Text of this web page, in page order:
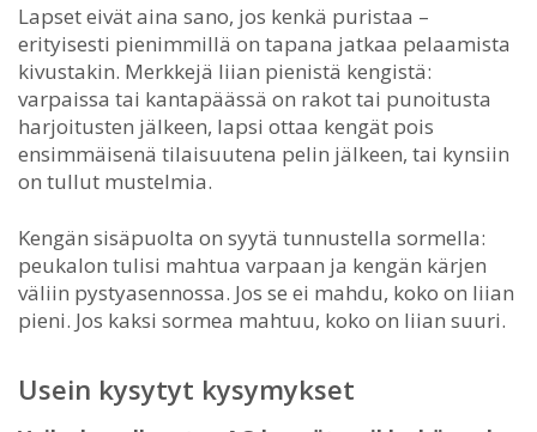
Lapset eivät aina sano, jos kenkä puristaa –
erityisesti pienimmillä on tapana jatkaa pelaamista
kivustakin. Merkkejä liian pienistä kengistä:
varpaissa tai kantapäässä on rakot tai punoitusta
harjoitusten jälkeen, lapsi ottaa kengät pois
ensimmäisenä tilaisuutena pelin jälkeen, tai kynsiin
on tullut mustelmia.
Kengän sisäpuolta on syytä tunnustella sormella:
peukalon tulisi mahtua varpaan ja kengän kärjen
väliin pystyasennossa. Jos se ei mahdu, koko on liian
pieni. Jos kaksi sormea mahtuu, koko on liian suuri.
Usein kysytyt kysymykset